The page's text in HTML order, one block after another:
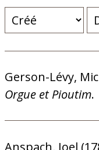
Gerson-Lévy,
Orgue et Pioutim.
Anspach, Joel